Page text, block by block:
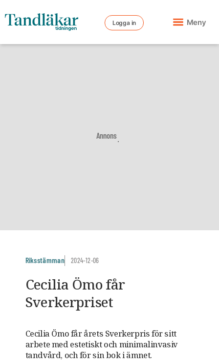
Logga in Meny
Annons
Riksstämman 2024-12-06
Cecilia Ömo får
Sverkerpriset
Cecilia Ömo får årets Sverkerpris för sitt
arbete med estetiskt och minimalinvasiv
tandvård, och för sin bok i ämnet.